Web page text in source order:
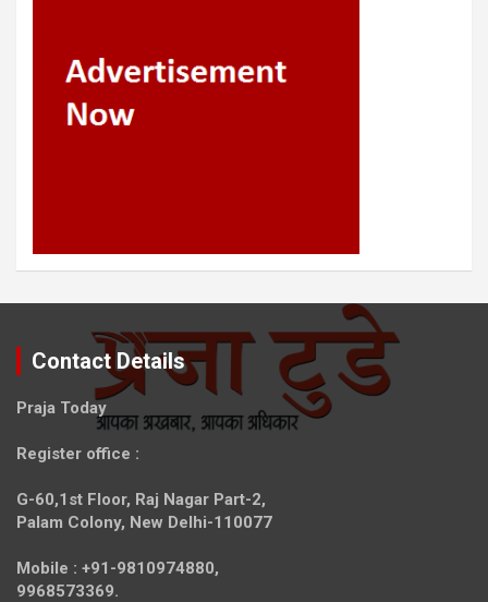
Contact Details
Praja Today
Register office :
G-60,1st Floor, Raj Nagar Part-2,
Palam Colony, New Delhi-110077
Mobile : +91-9810974880,
9968573369.